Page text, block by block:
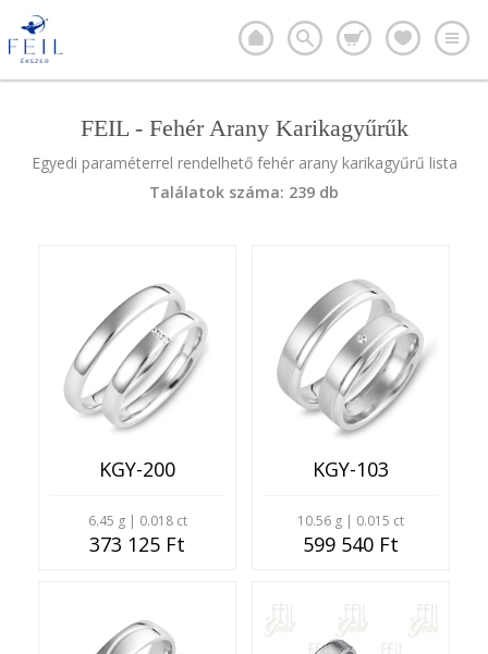
FEIL - Fehér Arany Karikagyűrűk
Egyedi paraméterrel rendelhető fehér arany karikagyűrű lista
Találatok száma: 239 db
KGY-200
6.45 g | 0.018 ct
373 125 Ft
KGY-103
10.56 g | 0.015 ct
599 540 Ft